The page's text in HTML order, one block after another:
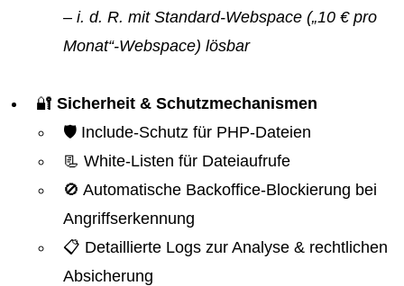
– i. d. R. mit Standard-Webspace („10 € pro
Monat“-Webspace) lösbar
🔐 Sicherheit & Schutzmechanismen
🛡️ Include-Schutz für PHP-Dateien
📃 White-Listen für Dateiaufrufe
🚫 Automatische Backoffice-Blockierung bei
Angriffserkennung
📋 Detaillierte Logs zur Analyse & rechtlichen
Absicherung